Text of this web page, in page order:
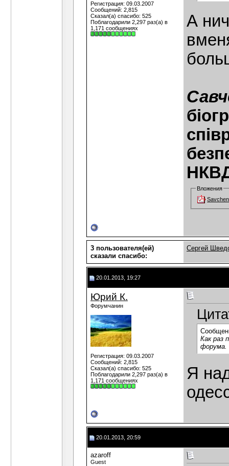
Регистрация: 09.03.2007
Сообщений: 2,815
Сказал(а) спасибо: 525
Поблагодарили 2,297 раз(а) в
1,171 сообщениях
А
Вложения
3 пользователя(ей)
сказали cпасибо:
Сергей
20.01.2013, 19:27
Юрий К.
Форумчанин
Регистрация: 09.03.2007
Сообщений: 2,815
Сказал(а) спасибо: 525
Поблагодарили 2,297 раз(а) в
1,171 сообщениях
Как раз
форума.
Я
20.01.2013, 20:59
azaroff
Guest